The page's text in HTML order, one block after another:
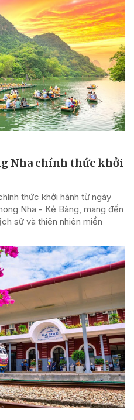
Nha chính thức khởi
thức khởi hành từ ngày
Nha - Kẻ Bàng, mang đến
sử và thiên nhiên miền